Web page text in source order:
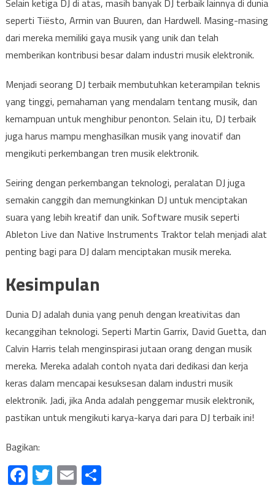
Selain ketiga DJ di atas, masih banyak DJ terbaik lainnya di dunia
seperti Tiësto, Armin van Buuren, dan Hardwell. Masing-masing
dari mereka memiliki gaya musik yang unik dan telah
memberikan kontribusi besar dalam industri musik elektronik.
Menjadi seorang DJ terbaik membutuhkan keterampilan teknis
yang tinggi, pemahaman yang mendalam tentang musik, dan
kemampuan untuk menghibur penonton. Selain itu, DJ terbaik
juga harus mampu menghasilkan musik yang inovatif dan
mengikuti perkembangan tren musik elektronik.
Seiring dengan perkembangan teknologi, peralatan DJ juga
semakin canggih dan memungkinkan DJ untuk menciptakan
suara yang lebih kreatif dan unik. Software musik seperti
Ableton Live dan Native Instruments Traktor telah menjadi alat
penting bagi para DJ dalam menciptakan musik mereka.
Kesimpulan
Dunia DJ adalah dunia yang penuh dengan kreativitas dan
kecanggihan teknologi. Seperti Martin Garrix, David Guetta, dan
Calvin Harris telah menginspirasi jutaan orang dengan musik
mereka. Mereka adalah contoh nyata dari dedikasi dan kerja
keras dalam mencapai kesuksesan dalam industri musik
elektronik. Jadi, jika Anda adalah penggemar musik elektronik,
pastikan untuk mengikuti karya-karya dari para DJ terbaik ini!
Bagikan:
Facebook
Twitter
EmailShare